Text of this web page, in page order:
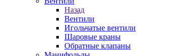
Назад
Вентили
Игольчатые вентили
Шаровые краны
Обратные клапаны